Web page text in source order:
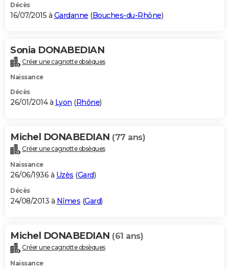
Décès
16/07/2015 à Gardanne (Bouches-du-Rhône)
Sonia DONABEDIAN
Créer une cagnotte obsèques
Naissance
Décès
26/01/2014 à Lyon (Rhône)
Michel DONABEDIAN (77 ans)
Créer une cagnotte obsèques
Naissance
26/06/1936 à Uzès (Gard)
Décès
24/08/2013 à Nîmes (Gard)
Michel DONABEDIAN (61 ans)
Créer une cagnotte obsèques
Naissance